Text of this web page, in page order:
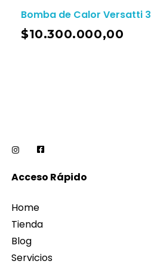
Bomba de Calor Versatti 3
$10.300.000,00
Acceso Rápido
Home
Tienda
Blog
Servicios